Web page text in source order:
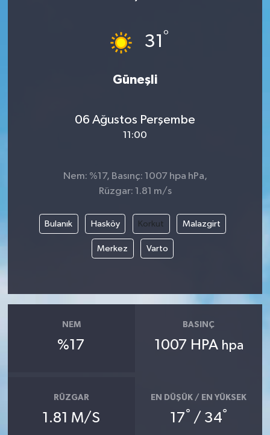
31 °
Güneşli
06 Ağustos Perşembe
11:00
Nem: %17, Basınç: 1007 hpa hPa,
Rüzgar: 1.81 m/s
Bulanık Hasköy Korkut Malazgirt
Merkez Varto
NEM
%17
BASINÇ
1007 HPA hpa
RÜZGAR
1.81 M/S
EN DÜŞÜK / EN YÜKSEK
17° / 34°